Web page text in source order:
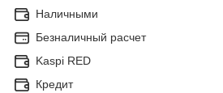
Наличными
Безналичный расчет
Kaspi RED
Кредит